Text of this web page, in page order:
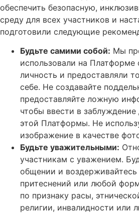
обеспечить безопасную,
среду для всех участников и
подготовили следующие
Будьте самими собой: Мы
использовали на Платформе
личность и предоставляли
себе. Не создавайте
предоставляйте ложную
чтобы ввести в заблуждение
этой Платформы. Не
изображение в качестве
Будьте уважительными:
участникам с уважением.
общении и воздерживайтесь
притеснений или любой
по признаку расы,
религии, инвалидности или